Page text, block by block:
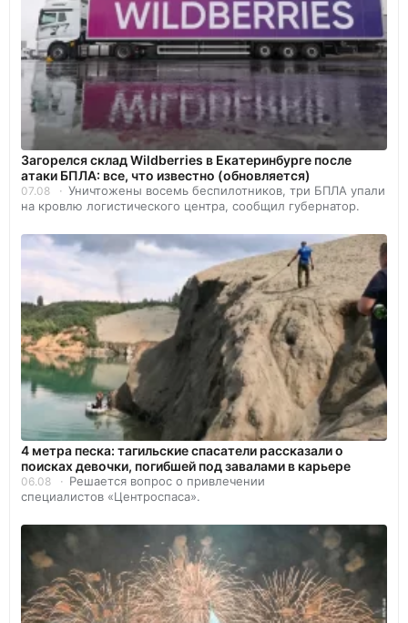
Загорелся склад Wildberries в Екатеринбурге после
атаки БПЛА: все, что известно (обновляется)
07.08
Уничтожены восемь беспилотников, три БПЛА упали
на кровлю логистического центра, сообщил губернатор.
4 метра песка: тагильские спасатели рассказали о
поисках девочки, погибшей под завалами в карьере
06.08
Решается вопрос о привлечении
специалистов «Центроспаса».